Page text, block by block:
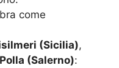
come
(Sicilia),
Polla (Salerno):